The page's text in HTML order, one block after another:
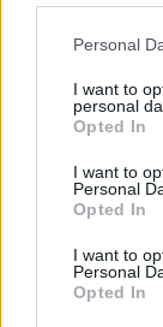
Personal
I want to
personal
Opted In
I want to
Personal
Opted In
I want to
Personal
Opted In
vasárnap a
EZ IS